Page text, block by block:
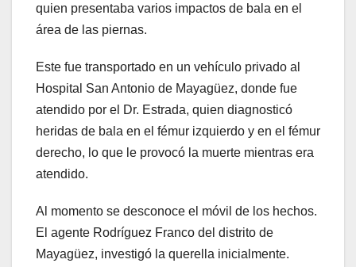
quien presentaba varios impactos de bala en el
área de las piernas.
Este fue transportado en un vehículo privado al
Hospital San Antonio de Mayagüez, donde fue
atendido por el Dr. Estrada, quien diagnosticó
heridas de bala en el fémur izquierdo y en el fémur
derecho, lo que le provocó la muerte mientras era
atendido.
Al momento se desconoce el móvil de los hechos.
El agente Rodríguez Franco del distrito de
Mayagüez, investigó la querella inicialmente.